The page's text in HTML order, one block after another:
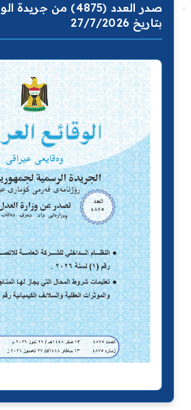
صدر العدد (4875) من
بتاريخ 27/7/2026